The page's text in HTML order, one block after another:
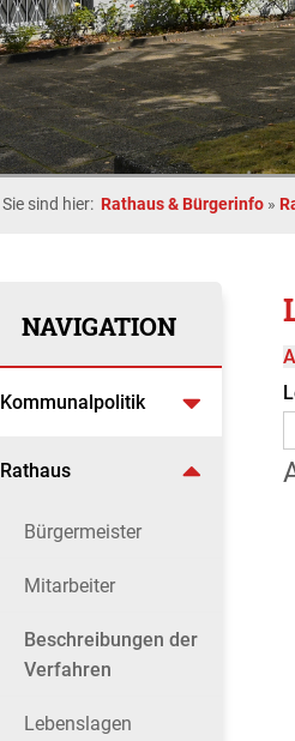
Sie sind hier: Rathaus & Bürgerinfo »
NAVIGATION
Kommunalpolitik
Rathaus
Bürgermeister
Mitarbeiter
Beschreibungen der
Verfahren
Lebenslagen
A